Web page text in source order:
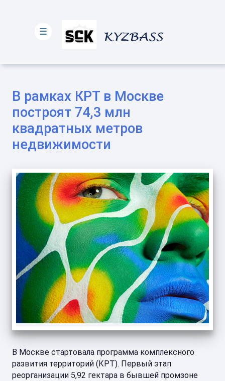
В рамках КРТ в Москве
построят 74,3 млн
квадратных метров
недвижимости
В Москве стартовала программа комплексного
развития территорий (КРТ). Первый этап
реорганизации 5,92 гектара в бывшей промзоне
☰